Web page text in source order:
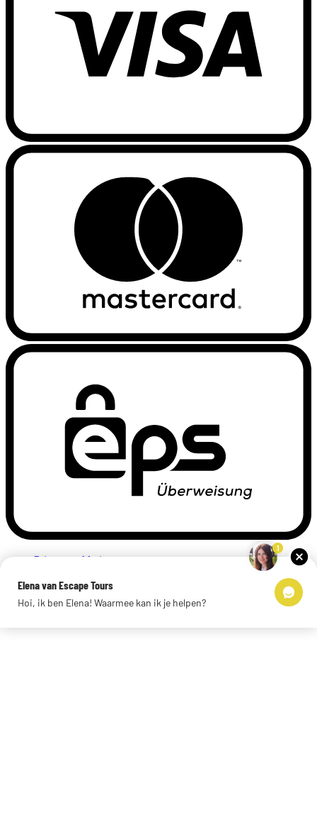
Privacyverklaring
Links
© 2026 Escape Tours
1
Elena van Escape Tours
Hoi, ik ben Elena! Waarmee kan ik je helpen?